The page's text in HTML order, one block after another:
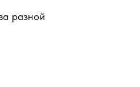
разной